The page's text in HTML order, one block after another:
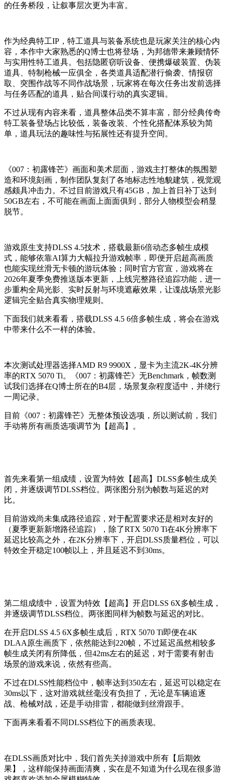
的任务桥段，让叙事层次更为丰富。
作为经典特工IP，特工道具与装备系统也是玩家关注的核心内
容，本作中大家熟悉的Q博士也将登场，为邦德带来兼顾情怀
与实用性特工道具。包括隐匿窃听设备、便携爆破装置、伪装
道具、特制枪械一应俱全，各类道具适配潜行偷袭、情报窃
取、突围作战等不同作战场景，玩家将在每次任务出发前选择
与任务匹配的道具，贴合间谍行动的真实逻辑。
不过从现有内容来看，道具整体品类不算丰富，部分经典传奇
特工装备登场占比较低，装备改装、个性化搭配体系较为简
单，道具玩法的趣味性与拓展性还有提升空间。
《007：初露锋芒》画面和美术层面，游戏主打整体的氛围塑
造和环境刻画，制作团队复刻了各地标志性地貌建筑，视觉观
感颇具冲击力。不过目前游戏只有45GB，加上首日补丁达到
50GB左右，不可能在画面上面面俱到，部分人物模型会稍显
脱节。
游戏原生支持DLSS 4.5技术，搭载最新6倍动态多帧生成模
式，能够依靠AI算力大幅拉升游戏帧率，即便开启超高画质
也能实现丝滑无卡顿的游玩体验；同时官方官宣，游戏将在
2026年夏季免费推送版本更新，上线完整路径追踪功能，进一
步重构全局光影、实时反射与环境遮蔽效果，让谍战场景光影
逻辑完全贴合真实物理规则。
下面我们就来看看，搭载DLSS 4.5 6倍多帧生成，将会在游戏
中带来什么不一样的体验。
本次测试处理器选择AMD R9 9900X，显卡为主流2K-4K分辨
率的RTX 5070 Ti。《007：初露锋芒》无Benchmark，帧数测
试我们选择在Q博士所在的B4层，场景复杂程度适中，并绕行
一周记录。
目前《007：初露锋芒》无整体预设选项，所以测试前，我们
手动将所有画质选项调节为【超高】。
首先来看第一组成绩，设置为特效【超高】DLSS多帧生成关
闭，并逐级调节DLSS档位。两张图分别为帧数与延迟的对
比。
目前游戏尚未集成路径追踪，对于配置要求还是相对友好的
（夏季更新新增路径追踪），除了RTX 5070 Ti在4K分辨率下
延迟比较高之外，在2K分辨率下，开启DLSS质量档位，可以
特效全开稳定100帧以上，并且延迟不到30ms。
第二组成绩中，设置为特效【超高】开启DLSS 6X多帧生成，
并逐级调节DLSS档位。两张图同样为帧数与延迟的对比。
在开启DLSS 4.5 6X多帧生成后，RTX 5070 Ti即便在4K
DLAA原生画质下，依然能达到220帧，不过延迟虽然相较多
帧生成关闭有所降低，但42ms左右的延迟，对于需要有射击
场景的游戏来说，依然有些高。
不过在DLSS性能档位中，帧率达到350左右，延迟可以稳定在
30ms以下，这对游戏就丝毫没有负担了，无论是车辆追逐
战、枪械对战，还是手动排雷，都能做到丝滑跟手。
下面再来看看不同DLSS档位下的画质表现。
在DLSS画质对比中，我们首先关掉游戏中所有【后期效
果】，这样能保持画面清爽，实在是不知道为什么现在很多游